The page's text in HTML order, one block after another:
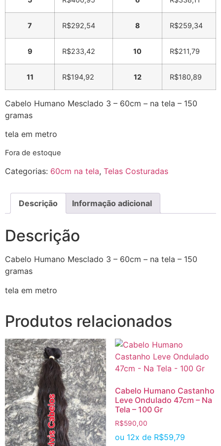
7 R$292,54 8 R$259,34
9 R$233,42 10 R$211,79
11 R$194,92 12 R$180,89
Cabelo Humano Mesclado 3 – 60cm – na tela – 150
gramas
tela em metro
Fora de estoque
Categorias: 60cm na tela, Telas Costuradas
Descrição Informação adicional
Descrição
Cabelo Humano Mesclado 3 – 60cm – na tela – 150
gramas
tela em metro
Produtos relacionados
Cabelo Humano Castanho
Leve Ondulado 47cm – Na
Tela – 100 Gr
R$590,00
ou 12x de R$59,79